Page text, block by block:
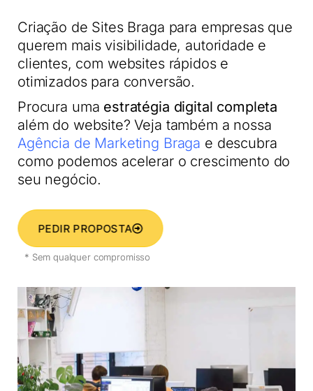
Criação de Sites Braga para empresas que
querem mais visibilidade, autoridade e
clientes, com websites rápidos e
otimizados para conversão.
Procura uma estratégia digital completa
além do website? Veja também a nossa
Agência de Marketing Braga e descubra
como podemos acelerar o crescimento do
seu negócio.
PEDIR PROPOSTA
* Sem qualquer compromisso